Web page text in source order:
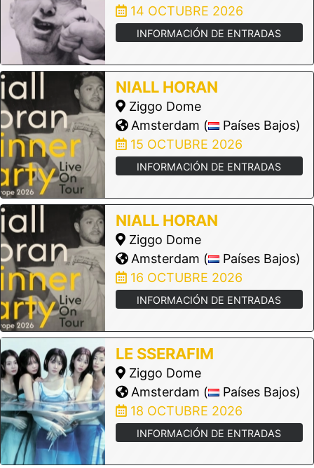
14 OCTUBRE 2026
INFORMACIÓN DE ENTRADAS
NIALL HORAN
Ziggo Dome
Amsterdam (
Países Bajos)
15 OCTUBRE 2026
INFORMACIÓN DE ENTRADAS
NIALL HORAN
Ziggo Dome
Amsterdam (
Países Bajos)
16 OCTUBRE 2026
INFORMACIÓN DE ENTRADAS
LE SSERAFIM
Ziggo Dome
Amsterdam (
Países Bajos)
18 OCTUBRE 2026
INFORMACIÓN DE ENTRADAS